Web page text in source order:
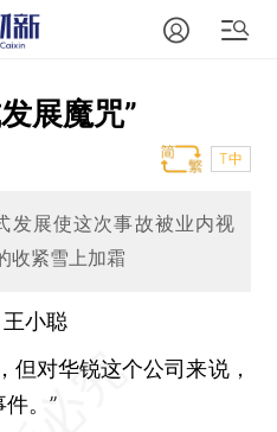
展魔咒”
T中
发展使这次事故被业内视
收紧雪上加霜
王小聪
对华锐这个公司来说，
。”